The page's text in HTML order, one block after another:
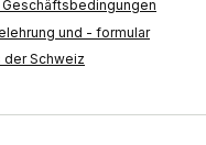
und - formular
der Schweiz